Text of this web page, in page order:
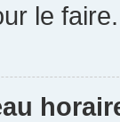
le faire.